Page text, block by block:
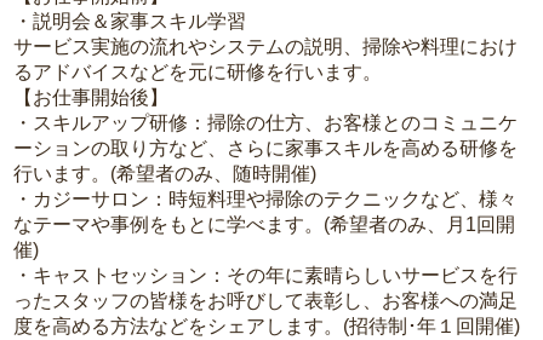
・説明会＆家事スキル学習
サービス実施の流れやシステムの説明、掃除や料理におけ
るアドバイスなどを元に研修を行います。
【お仕事開始後】
・スキルアップ研修：掃除の仕方、お客様とのコミュニケ
ーションの取り方など、さらに家事スキルを高める研修を
行います。(希望者のみ、随時開催)
・カジーサロン：時短料理や掃除のテクニックなど、様々
なテーマや事例をもとに学べます。(希望者のみ、月1回開
催)
・キャストセッション：その年に素晴らしいサービスを行
ったスタッフの皆様をお呼びして表彰し、お客様への満足
度を高める方法などをシェアします。(招待制･年１回開催)